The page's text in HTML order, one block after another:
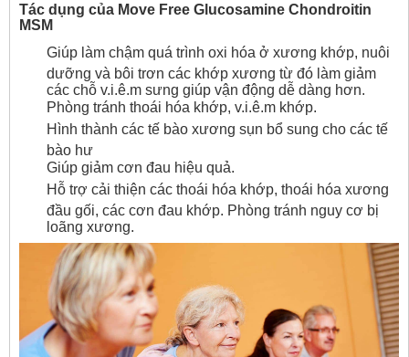
Tác dụng của Move Free Glucosamine Chondroitin
MSM
Giúp làm chậm quá trình oxi hóa ở xương khớp, nuôi
dưỡng và bôi trơn các khớp xương từ đó làm giảm
các chỗ v.i.ê.m sưng giúp vận động dễ dàng hơn.
Phòng tránh thoái hóa khớp, v.i.ê.m khớp.
Hình thành các tế bào xương sụn bổ sung cho các tế
bào hư
Giúp giảm cơn đau hiệu quả.
Hỗ trợ cải thiện các thoái hóa khớp, thoái hóa xương
đầu gối, các cơn đau khớp. Phòng tránh nguy cơ bị
loãng xương.